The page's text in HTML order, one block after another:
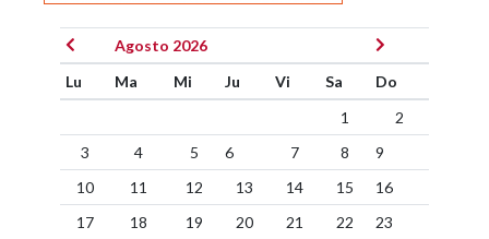
Agosto 2026
Lu
Ma Mi Ju Vi Sa
Do
1
2
3
4 5 6 7 8
9
10
11 12 13 14 15
16
17
18 19 20 21 22
23